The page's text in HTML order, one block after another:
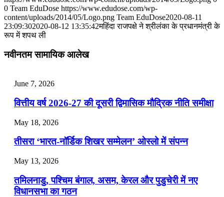
July 28, 2026
📝 डेली करेंट अफेयर्स: 25-27 जुलाई 2026
July 22, 2026
📝 डेली करेंट अफेयर्स: 19-21 जुलाई 2026
July 19, 2026
📝 डेली करेंट अफेयर्स: 16-18 जुलाई 2026
July 16, 2026
📝 डेली करेंट अफेयर्स: 13-15 जुलाई 2026
0 Team EduDose https://www.edudose.com/wp-
content/uploads/2014/05/Logo.png Team EduDose2020-08-11
23:09:302020-08-12 13:35:42महिंदा राजपक्षे ने श्रीलंका के प्रधानमंत्री के
रूप में शपथ ली
नवीनतम सामायिक आलेख
June 7, 2026
वित्तीय वर्ष 2026-27 की दूसरी द्विमासिक मौद्रिक नीति समीक्षा
May 18, 2026
तीसरा ‘भारत-नॉर्डिक शिखर सम्मेलन’ ओस्लो में संपन्न
May 13, 2026
तमिलनाडु, पश्चिम बंगाल, असम, केरल और पुडुचेरी में नए
विधानसभा का गठन